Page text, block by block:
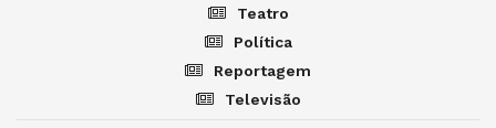
Teatro
Política
Reportagem
Televisão